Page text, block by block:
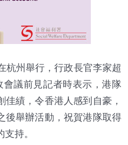
州舉行，行政長官李家超
議前見記者時表示，港隊
佳績，令香港人感到自豪，
後舉辦活動，祝賀港隊取得
持。